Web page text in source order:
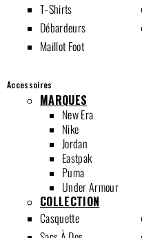
T-Shirts
Débardeurs
Maillot Foot
Accessoires
MARQUES
New Era
Nike
Jordan
Eastpak
Puma
Under Armour
COLLECTION
Casquette